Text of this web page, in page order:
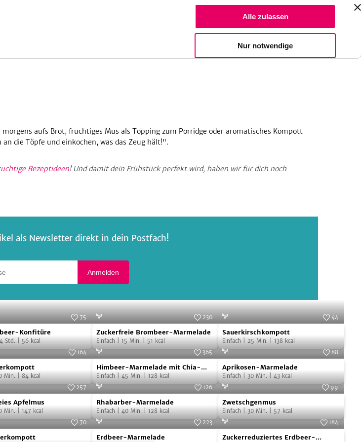
Alle zulassen
Nur notwendige
Spendiere einen Kaffee
Suche
aufs Brot, fruchtiges Mus als Topping zum Porridge oder aromatisches Kompott
die Töpfe und einkochen, was das Zeug hält!".
Rezeptideen! Und damit dein Frühstück perfekt wird, haben wir für dich noch
als Newsletter direkt in dein Postfach!
Anmelden
75
Konfitüre
Std.| 56kcal
Zuckerfreie
Brombeer-
Marmelade
SevenCooks
230
Zuckerfreie Brombeer-Marmelade
Einfach| 15 Min.| 51 kcal
Sauerkirschkompott
44
Sauerkirschkompott
Einfach| 25 Min.| 138kcal
164
Min.| 84kcal
Himbeer-
Marmelade
mit
Chia-
Samen
Foto: SevenCooks
365
Himbeer-Marmelade mit Chia-
Samen
Einfach| 45 Min.| 128kcal
Aprikosen-
Marmelade
88
Aprikosen-Marmelade
Einfach| 30 Min.| 43kcal
257
Apfelmus
Min.| 147 kcal
Rhabarber-
Marmelade
126
Rhabarber-Marmelade
Einfach| 40 Min.| 128kcal
Zwetschgenmus
99
Zwetschgenmus
Einfach| 30 Min.| 57 kcal
70
Erdbeer-
223
Erdbeer-Marmelade
Zuckerreduziertes
Foto:
184
Zuckerreduziertes Erdbeer-